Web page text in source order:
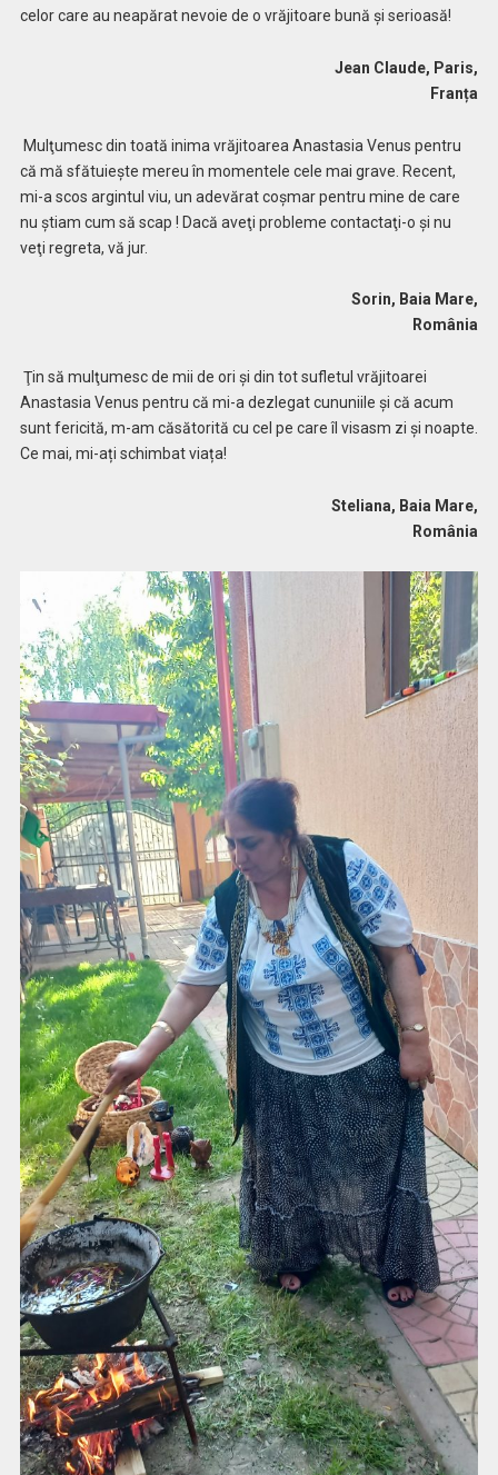
celor care au neapărat nevoie de o vrăjitoare bună și serioasă!
Jean Claude, Paris,
Franța
Mulţumesc din toată inima vrăjitoarea Anastasia Venus pentru
că mă sfătuiește mereu în momentele cele mai grave. Recent,
mi-a scos argintul viu, un adevărat coșmar pentru mine de care
nu știam cum să scap ! Dacă aveţi probleme contactaţi-o şi nu
veţi regreta, vă jur.
Sorin, Baia Mare,
România
Ţin să mulţumesc de mii de ori și din tot sufletul vrăjitoarei
Anastasia Venus pentru că mi-a dezlegat cununiile şi că acum
sunt fericită, m-am căsătorită cu cel pe care îl visasm zi și noapte.
Ce mai, mi-ați schimbat viața!
Steliana, Baia Mare,
România